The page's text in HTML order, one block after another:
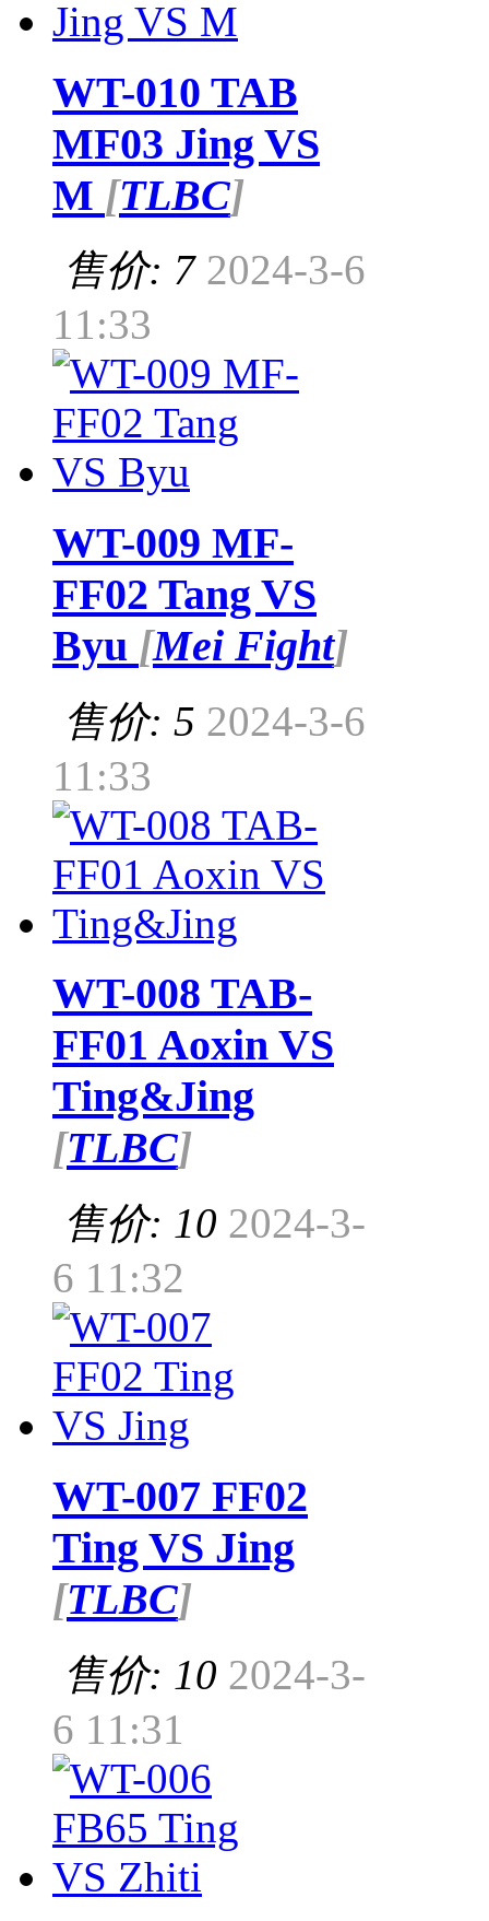
WT-010 TAB
MF03 Jing VS
M [TLBC]
售价: 7 2024-3-6
11:33
WT-009 MF-
FF02 Tang VS
Byu [Mei Fight]
售价: 5 2024-3-6
11:33
WT-008 TAB-
FF01 Aoxin VS
Ting&Jing
[TLBC]
售价: 10 2024-3-
6 11:32
WT-007 FF02
Ting VS Jing
[TLBC]
售价: 10 2024-3-
6 11:31